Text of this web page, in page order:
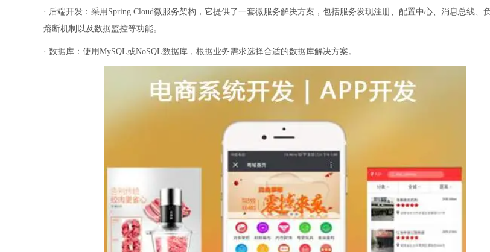
· 后端开发：采用Spring Cloud微服务架构，它提供了一套微服务解决方案，包括服务发现注册、配置中心、消息总线、负
熔断机制以及数据监控等功能。
· 数据库：使用MySQL或NoSQL数据库，根据业务需求选择合适的数据库解决方案。